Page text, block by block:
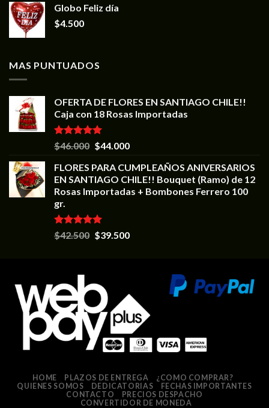
Globo Feliz día
$4.500
MAS PUNTUADOS
OFERTA DE FLORES EN SANTIAGO CHILE!!
Caja con 18 Rosas Importadas
Valorado en
5.00
$46.000 $44.000
FLORES PARA CUMPLEAÑOS ANIVERSARIOS
EN SANTIAGO CHILE!! Bouquet (Ramo) de 12
Rosas Importadas + Bombones Ferrero 100
gr.
Valorado en
5.00
$42.500 $39.500
HOME PLAZOS DE ENTREGA
¿COMO COMPRAR?
QUIENES SOMOS
DEDICATORIAS
FECHAS IMPORTANTES
CONTACTO
PRECIOS DESPACHO
CONVERTIDOR DE MONEDA